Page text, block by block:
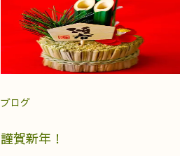
ブログ
謹賀新年！